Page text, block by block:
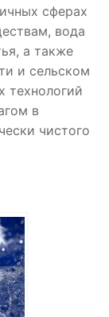
сферах
вода
а также
и сельском
технологий
в
чистого